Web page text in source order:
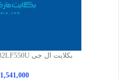
بکلایت ال جی 32LB , 32LF551U , 32LF550U
1,541,000